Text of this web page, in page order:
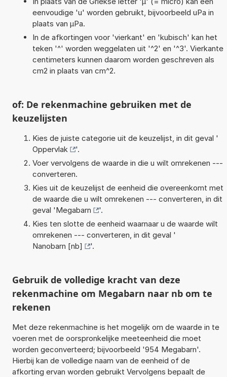
eenvoudige 'u' worden gebruikt, bijvoorbeeld uPa in
plaats van µPa.
In de afkortingen voor 'vierkant' en 'kubisch' kan het
teken '^' worden weggelaten uit '^2' en '^3'. Vierkante
centimeters kunnen daarom worden geschreven als
cm2 in plaats van cm^2.
of: De rekenmachine gebruiken met de
keuzelijsten
Kies de juiste categorie uit de keuzelijst, in dit geval '
Oppervlak
'.
Voer vervolgens de waarde in die u wilt omrekenen ---
converteren.
Kies uit de keuzelijst de eenheid die overeenkomt met
de waarde die u wilt omrekenen --- converteren, in dit
geval 'Megabarn
'.
Kies ten slotte de eenheid waarnaar u de waarde wilt
omrekenen --- converteren, in dit geval '
Nanobarn [nb]
'.
Gebruik de volledige kracht van deze
rekenmachine om Megabarn naar nb om te
rekenen
Met deze rekenmachine is het mogelijk om de waarde in te
voeren met de oorspronkelijke meeteenheid die moet
worden geconverteerd; bijvoorbeeld '954 Megabarn'.
Hierbij kan de volledige naam van de eenheid of de
afkorting ervan worden gebruikt Vervolgens bepaalt de